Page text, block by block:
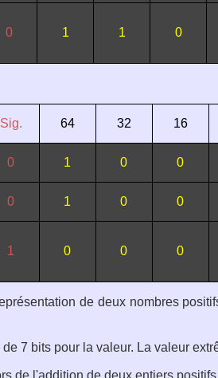
0 1 1 0
Sig. 64 32 16
0 1 0 0
0 1 0 0
1 0 0 0
de deux nombres
7 bits pour la valeur. La valeur
de l'addition de deux entiers